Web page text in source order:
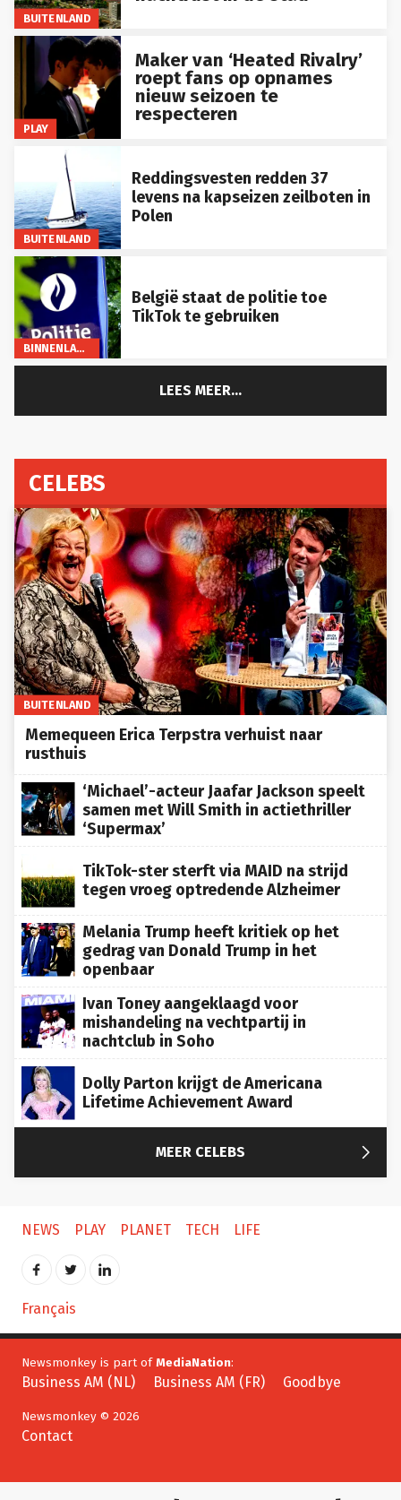
BUITENLAND
PLAY
Maker van ‘Heated Rivalry’
roept fans op opnames
nieuw seizoen te
respecteren
BUITENLAND
Reddingsvesten redden 37
levens na kapseizen zeilboten in
Polen
BINNENLAND
België staat de politie toe
TikTok te gebruiken
LEES MEER...
CELEBS
BUITENLAND
Memequeen Erica Terpstra verhuist naar
rusthuis
‘Michael’-acteur Jaafar Jackson speelt
samen met Will Smith in actiethriller
‘Supermax’
TikTok-ster sterft via MAID na strijd
tegen vroeg optredende Alzheimer
Melania Trump heeft kritiek op het
gedrag van Donald Trump in het
openbaar
Ivan Toney aangeklaagd voor
mishandeling na vechtpartij in
nachtclub in Soho
Dolly Parton krijgt de Americana
Lifetime Achievement Award
MEER CELEBS 
NEWS PLAY PLANET TECH LIFE
Français
Newsmonkey is part of MediaNation
Business AM (NL) Business AM (FR) Goodbye
Newsmonkey © 2026
Contact